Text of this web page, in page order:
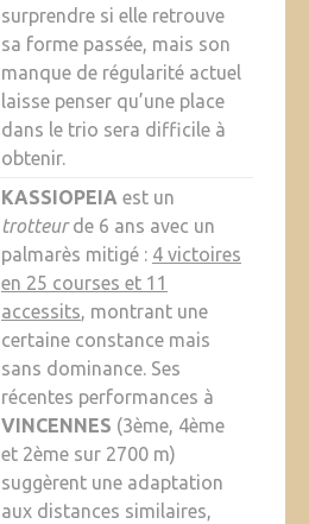
surprendre si elle retrouve
sa forme passée, mais son
manque de régularité actuel
laisse penser qu’une place
dans le trio sera difficile à
obtenir.
KASSIOPEIA est un
trotteurde 6 ans avec un
palmarès mitigé : 4 victoires
en 25 courses et 11
accessits, montrant une
certaine constance mais
sans dominance. Ses
récentes performances à
VINCENNES (3ème, 4ème
et 2ème sur 2700 m)
suggèrent une adaptation
aux distances similaires,